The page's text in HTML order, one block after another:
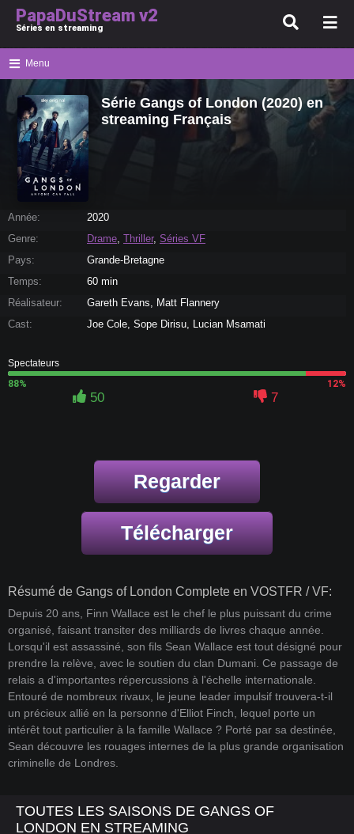
PapaDuStream v2
Séries en streaming
Menu
Série Gangs of London (2020) en
streaming Français
Année:
2020
Genre:
Drame, Thriller, Séries VF
Pays:
Grande-Bretagne
Temps:
60 min
Réalisateur:
Gareth Evans, Matt Flannery
Cast:
Joe Cole, Sope Dirisu, Lucian Msamati
Spectateurs
88%
12%
50 7
Regarder
Télécharger
Résumé de Gangs of London Complete en VOSTFR / VF:
Depuis 20 ans, Finn Wallace est le chef le plus puissant du crime
organisé, faisant transiter des milliards de livres chaque année.
Lorsqu'il est assassiné, son fils Sean Wallace est tout désigné pour
prendre la relève, avec le soutien du clan Dumani. Ce passage de
relais a d'importantes répercussions à l'échelle internationale.
Entouré de nombreux rivaux, le jeune leader impulsif trouvera-t-il
un précieux allié en la personne d'Elliot Finch, lequel porte un
intérêt tout particulier à la famille Wallace ? Porté par sa destinée,
Sean découvre les rouages internes de la plus grande organisation
criminelle de Londres.
TOUTES LES SAISONS DE GANGS OF
LONDON EN STREAMING